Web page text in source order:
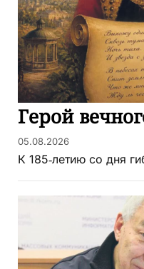
Герой
05.08.2026
К 185‑летию со дня